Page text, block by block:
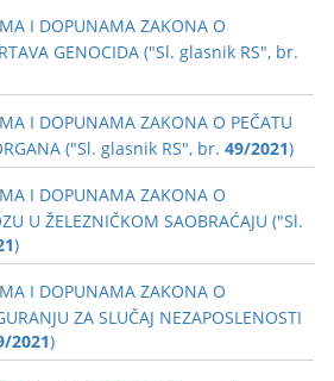
I DOPUNAMA ZAKONA O
GENOCIDA ("Sl. glasnik RS", br.
I DOPUNAMA ZAKONA O PEČATU
("Sl. glasnik RS", br.49/2021)
I DOPUNAMA ZAKONA O
U ŽELEZNIČKOM SAOBRAĆAJU ("Sl.
)
I DOPUNAMA ZAKONA O
ZA SLUČAJ NEZAPOSLENOSTI
2021)